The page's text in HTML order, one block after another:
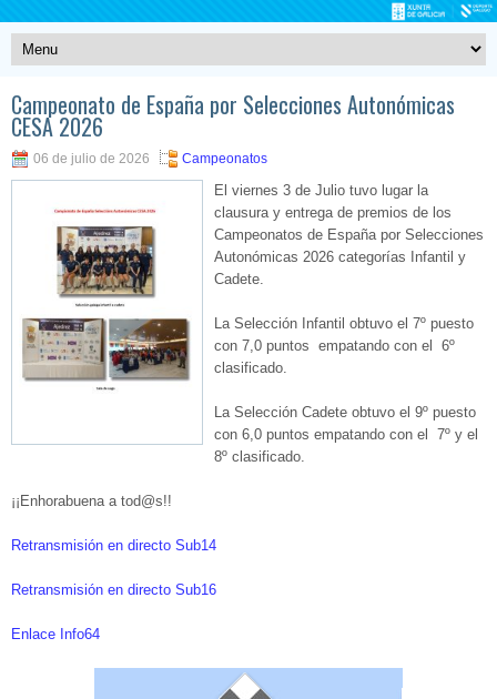
Campeonato de España por Selecciones Autonómicas
CESA 2026
06 de julio de 2026 Campeonatos
El viernes 3 de Julio tuvo lugar la
clausura y entrega de premios de los
Campeonatos de España por Selecciones
Autonómicas 2026 categorías Infantil y
Cadete.
La Selección Infantil obtuvo el 7º puesto
con 7,0 puntos empatando con el 6º
clasificado.
La Selección Cadete obtuvo el 9º puesto
con 6,0 puntos empatando con el 7º y el
8º clasificado.
¡¡Enhorabuena a tod@s!!
Retransmisión en directo Sub14
Retransmisión en directo Sub16
Enlace Info64